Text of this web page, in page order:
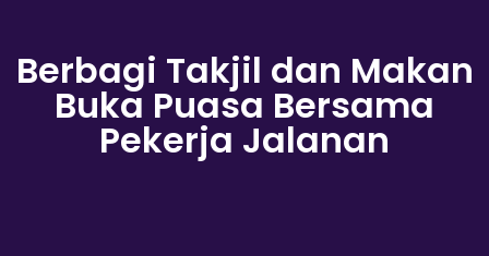
Berbagi Takjil dan Makan
Buka Puasa Bersama
Pekerja Jalanan